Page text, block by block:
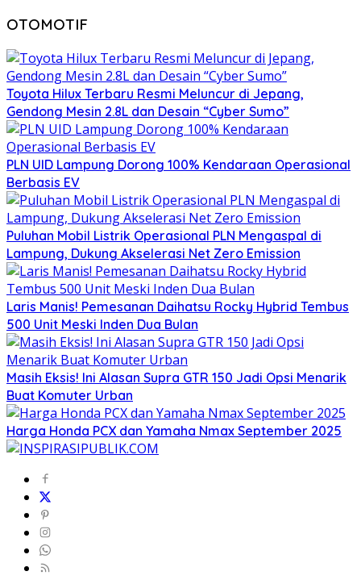
OTOMOTIF
Toyota Hilux Terbaru Resmi Meluncur di Jepang,
Gendong Mesin 2.8L dan Desain “Cyber Sumo”
PLN UID Lampung Dorong 100% Kendaraan Operasional
Berbasis EV
Puluhan Mobil Listrik Operasional PLN Mengaspal di
Lampung, Dukung Akselerasi Net Zero Emission
Laris Manis! Pemesanan Daihatsu Rocky Hybrid Tembus
500 Unit Meski Inden Dua Bulan
Masih Eksis! Ini Alasan Supra GTR 150 Jadi Opsi Menarik
Buat Komuter Urban
Harga Honda PCX dan Yamaha Nmax September 2025